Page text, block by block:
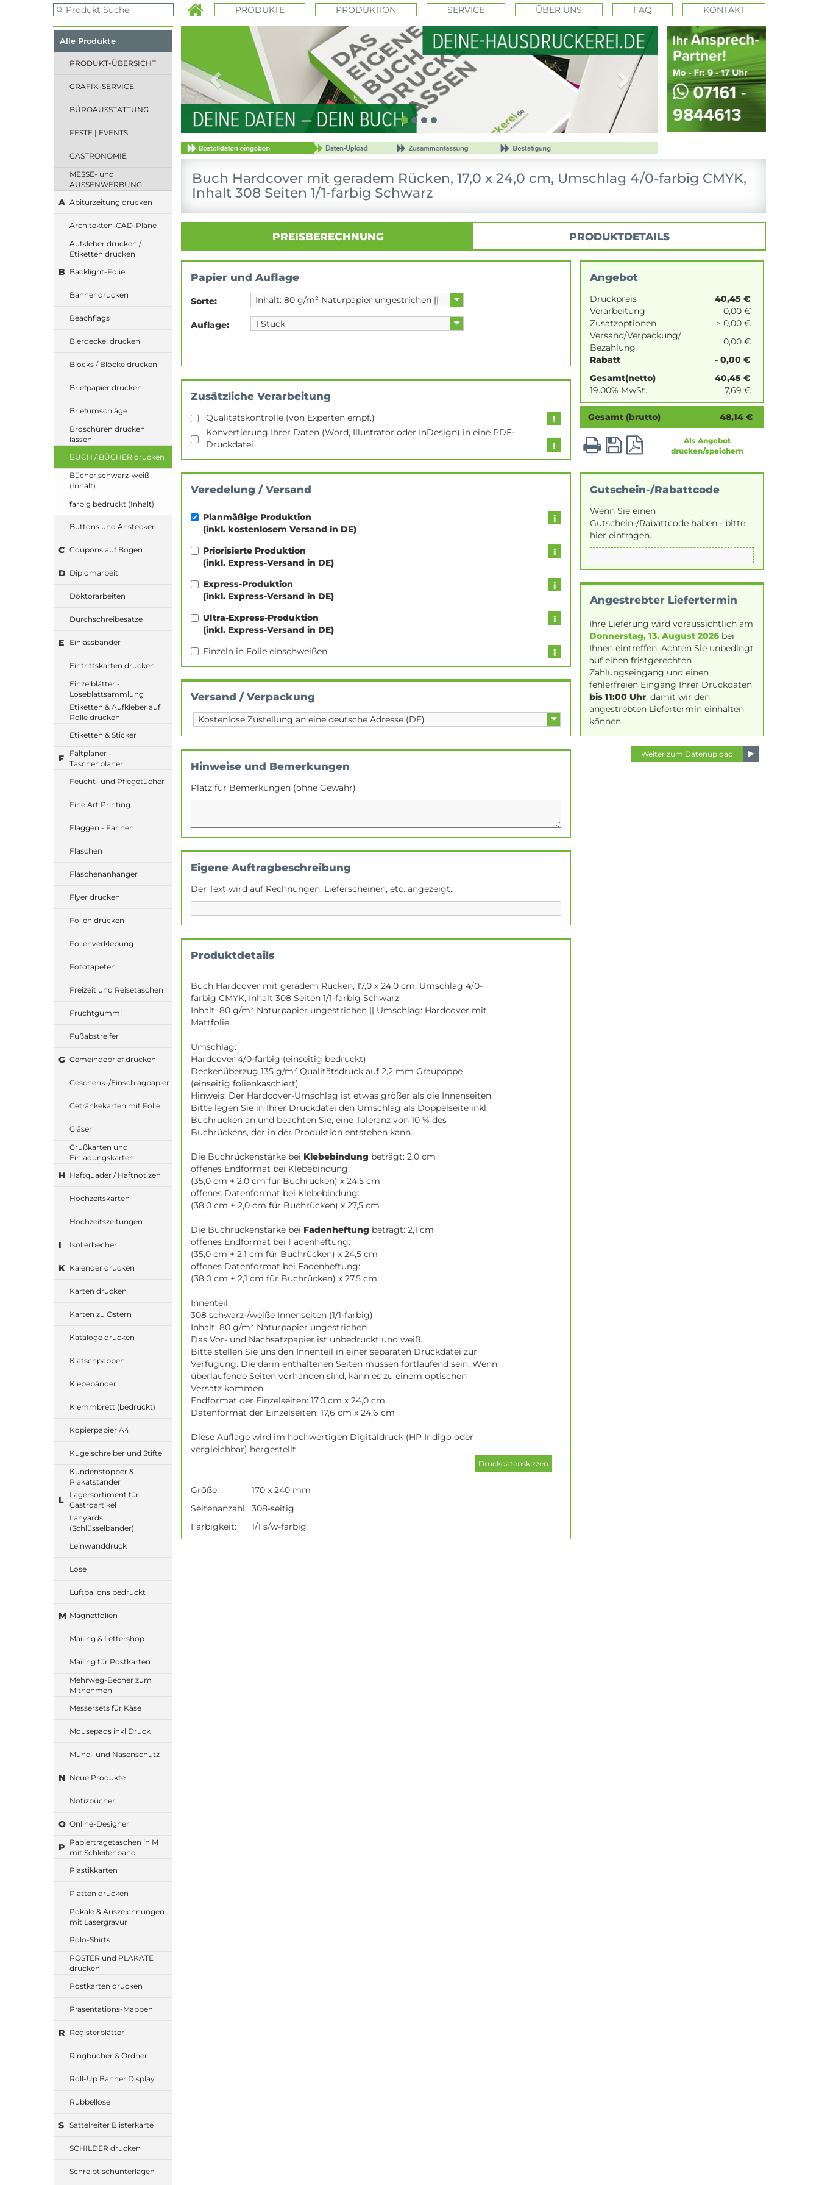
PRODUKTE PRODUKTION SERVICE ÜBER UNS FAQ KONTAKT
Alle Produkte
PRODUKT-ÜBERSICHT
GRAFIK-SERVICE
BÜROAUSSTATTUNG
FESTE | EVENTS
GASTRONOMIE
MESSE- und
AUSSENWERBUNG
A Abiturzeitung drucken
Architekten-CAD-Pläne
Aufkleber drucken /
Etiketten drucken
B Backlight-Folie
Banner drucken
Beachflags
Bierdeckel drucken
Blocks / Blöcke drucken
Briefpapier drucken
Briefumschläge
Broschüren drucken
lassen
BUCH / BÜCHER drucken
Bücher schwarz-weiß
(Inhalt)
farbig bedruckt (Inhalt)
Buttons und Anstecker
C Coupons auf Bogen
D Diplomarbeit
Doktorarbeiten
Durchschreibesätze
E Einlassbänder
Eintrittskarten drucken
Einzelblätter -
Loseblattsammlung
Etiketten & Aufkleber auf
Rolle drucken
Etiketten & Sticker
F
Faltplaner -
Taschenplaner
Feucht- und Pflegetücher
Fine Art Printing
Flaggen - Fahnen
Flaschen
Flaschenanhänger
Flyer drucken
Folien drucken
Folienverklebung
Fototapeten
Freizeit und Reisetaschen
Fruchtgummi
Fußabstreifer
G Gemeindebrief drucken
Geschenk-/Einschlagpapier
Getränkekarten mit Folie
Gläser
Grußkarten und
Einladungskarten
H Haftquader / Haftnotizen
Hochzeitskarten
Hochzeitszeitungen
I Isolierbecher
K Kalender drucken
Karten drucken
Karten zu Ostern
Kataloge drucken
Klatschpappen
Klebebänder
Klemmbrett (bedruckt)
Kopierpapier A4
Kugelschreiber und Stifte
Kundenstopper &
Plakatständer
L
Lagersortiment für
Gastroartikel
Lanyards
(Schlüsselbänder)
Leinwanddruck
Lose
Luftballons bedruckt
M Magnetfolien
Mailing & Lettershop
Mailing für Postkarten
Mehrweg-Becher zum
Mitnehmen
Messersets für Käse
Mousepads inkl Druck
Mund- und Nasenschutz
N Neue Produkte
Notizbücher
O Online-Designer
P Papiertragetaschen in M
mit Schleifenband
Plastikkarten
Platten drucken
Pokale & Auszeichnungen
mit Lasergravur
Polo-Shirts
POSTER und PLAKATE
drucken
Postkarten drucken
Präsentations-Mappen
R Registerblätter
Ringbücher & Ordner
Roll-Up Banner Display
Rubbellose
S Sattelreiter Blisterkarte
SCHILDER drucken
Schreibtischunterlagen
Previous Next
Buch Hardcover mit geradem Rücken, 17,0 x 24,0 cm, Umschlag 4/0-farbig CMYK,
Inhalt 308 Seiten 1/1-farbig Schwarz
PREISBERECHNUNG PRODUKTDETAILS
Papier und Auflage
Sorte:
Auflage:
Zusätzliche Verarbeitung
Qualitätskontrolle (von Experten empf.)
Konvertierung Ihrer Daten (Word, Illustrator oder InDesign) in eine PDF-
Druckdatei
Veredelung / Versand
Planmäßige Produktion
(inkl. kostenlosem Versand in DE)
Priorisierte Produktion
(inkl. Express-Versand in DE)
Express-Produktion
(inkl. Express-Versand in DE)
Ultra-Express-Produktion
(inkl. Express-Versand in DE)
Einzeln in Folie einschweißen
Versand / Verpackung
Hinweise und Bemerkungen
Platz für Bemerkungen (ohne Gewähr)
Eigene Auftragbeschreibung
Der Text wird auf Rechnungen, Lieferscheinen, etc. angezeigt...
Produktdetails
Buch Hardcover mit geradem Rücken, 17,0 x 24,0 cm, Umschlag 4/0-
farbig CMYK, Inhalt 308 Seiten 1/1-farbig Schwarz
Inhalt: 80 g/m² Naturpapier ungestrichen || Umschlag: Hardcover mit
Mattfolie
Umschlag:
Hardcover 4/0-farbig (einseitig bedruckt)
Deckenüberzug 135 g/m² Qualitätsdruck auf 2,2 mm Graupappe
(einseitig folienkaschiert)
Hinweis: Der Hardcover-Umschlag ist etwas größer als die Innenseiten.
Bitte legen Sie in Ihrer Druckdatei den Umschlag als Doppelseite inkl.
Buchrücken an und beachten Sie, eine Toleranz von 10 % des
Buchrückens, der in der Produktion entstehen kann.
Die Buchrückenstärke bei Klebebindung beträgt: 2,0 cm
offenes Endformat bei Klebebindung:
(35,0 cm + 2,0 cm für Buchrücken) x 24,5 cm
offenes Datenformat bei Klebebindung:
(38,0 cm + 2,0 cm für Buchrücken) x 27,5 cm
Die Buchrückenstärke bei Fadenheftung beträgt: 2,1 cm
offenes Endformat bei Fadenheftung:
(35,0 cm + 2,1 cm für Buchrücken) x 24,5 cm
offenes Datenformat bei Fadenheftung:
(38,0 cm + 2,1 cm für Buchrücken) x 27,5 cm
Innenteil:
308 schwarz-/weiße Innenseiten (1/1-farbig)
Inhalt: 80 g/m² Naturpapier ungestrichen
Das Vor- und Nachsatzpapier ist unbedruckt und weiß.
Bitte stellen Sie uns den Innenteil in einer separaten Druckdatei zur
Verfügung. Die darin enthaltenen Seiten müssen fortlaufend sein. Wenn
überlaufende Seiten vorhanden sind, kann es zu einem optischen
Versatz kommen.
Endformat der Einzelseiten: 17,0 cm x 24,0 cm
Datenformat der Einzelseiten: 17,6 cm x 24,6 cm
Diese Auflage wird im hochwertigen Digitaldruck (HP Indigo oder
vergleichbar) hergestellt.
Größe:
170 x 240 mm
Seitenanzahl: 308-seitig
Farbigkeit:
1/1 s/w-farbig
Angebot
Druckpreis 40,45€
Verarbeitung
0,00 €
Zusatzoptionen
> 0,00 €
Versand/Verpackung/
Bezahlung
0,00 €
Rabatt
- 0,00 €
Gesamt(netto)
40,45€
19.00% MwSt.
7,69 €
Gesamt (brutto) 48,14€
Als Angebot
drucken/speichern
Gutschein-/Rabattcode
Wenn Sie einen
Gutschein-/Rabattcode haben - bitte
hier eintragen.
Angestrebter Liefertermin
Ihre Lieferung wird voraussichtlich am
Donnerstag, 13. August 2026 bei
Ihnen eintreffen. Achten Sie unbedingt
auf einen fristgerechten
Zahlungseingang und einen
fehlerfreien Eingang Ihrer Druckdaten
bis 11:00 Uhr, damit wir den
angestrebten Liefertermin einhalten
können.